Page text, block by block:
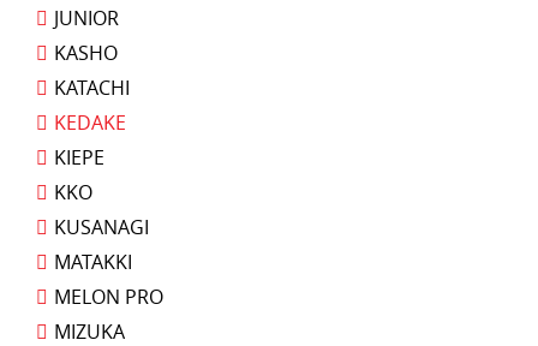
JUNIOR
KASHO
KATACHI
KEDAKE
KIEPE
KKO
KUSANAGI
MATAKKI
MELON PRO
MIZUKA